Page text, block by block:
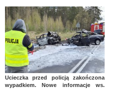
Ucieczka przed policją zakończona
wypadkiem. Nowe informacje ws.